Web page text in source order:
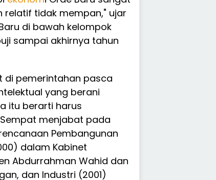
tidak mempan," ujar
di bawah kelompok
sampai akhirnya tahun
di pemerintahan pasca
yang berani
itu berarti harus
menjabat pada
Pembangunan
dalam Kabinet
Abdurrahman Wahid dan
dan Industri (2001)